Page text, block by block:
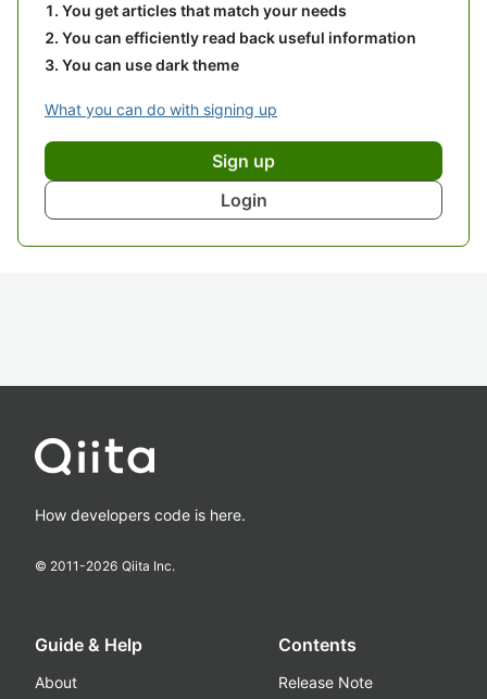
You get articles that match your needs
You can efficiently read back useful information
You can use dark theme
What you can do with signing up
Sign up
Login
How developers code is here.
© 2011-2026 Qiita Inc.
Guide & Help
About
Contents
Release Note